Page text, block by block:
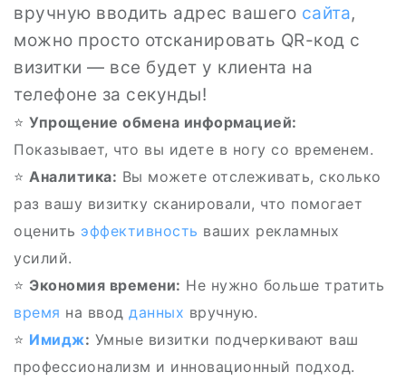
вручную вводить адрес вашего сайта,
можно просто отсканировать QR-код с
визитки — все будет у клиента на
телефоне за секунды!
⭐ Упрощение обмена информацией:
Показывает, что вы идете в ногу со временем.
⭐ Аналитика: Вы можете отслеживать, сколько
раз вашу визитку сканировали, что помогает
оценить эффективность ваших рекламных
усилий.
⭐ Экономия времени: Не нужно больше тратить
время на ввод данных вручную.
⭐ Имидж: Умные визитки подчеркивают ваш
профессионализм и инновационный подход.